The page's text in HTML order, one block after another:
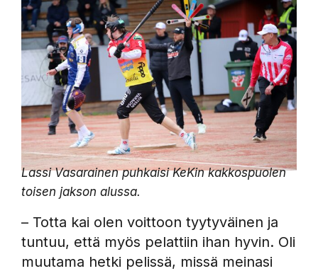
Lassi Vasarainen puhkaisi KeKin kakkospuolen
toisen jakson alussa.
– Totta kai olen voittoon tyytyväinen ja
tuntuu, että myös pelattiin ihan hyvin. Oli
muutama hetki pelissä, missä meinasi